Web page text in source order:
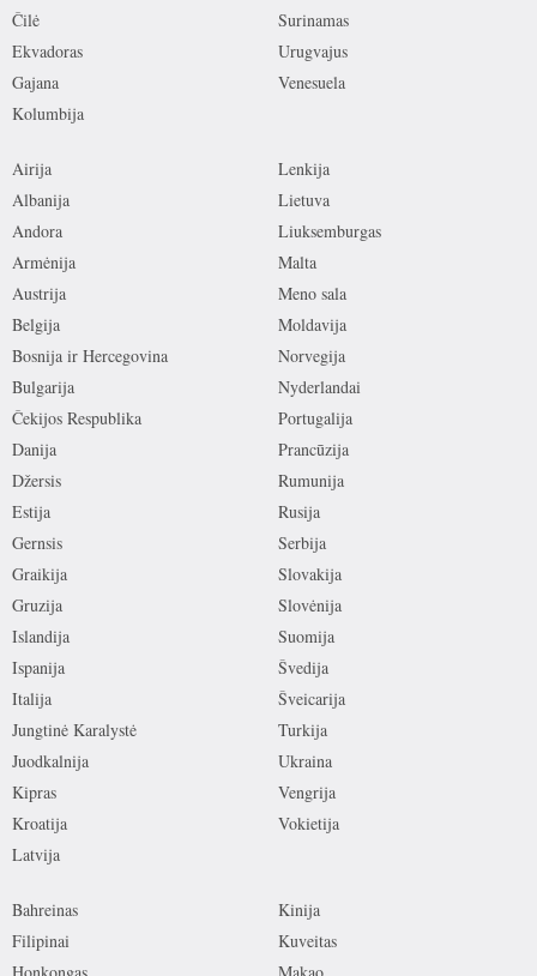
Čilė
Ekvadoras
Gajana
Kolumbija
Surinamas
Urugvajus
Venesuela
Airija
Albanija
Andora
Armėnija
Austrija
Belgija
Bosnija ir Hercegovina
Bulgarija
Čekijos Respublika
Danija
Džersis
Estija
Gernsis
Graikija
Gruzija
Islandija
Ispanija
Italija
Jungtinė Karalystė
Juodkalnija
Kipras
Kroatija
Latvija
Lenkija
Lietuva
Liuksemburgas
Malta
Meno sala
Moldavija
Norvegija
Nyderlandai
Portugalija
Prancūzija
Rumunija
Rusija
Serbija
Slovakija
Slovėnija
Suomija
Švedija
Šveicarija
Turkija
Ukraina
Vengrija
Vokietija
Bahreinas
Filipinai
Kinija
Kuveitas